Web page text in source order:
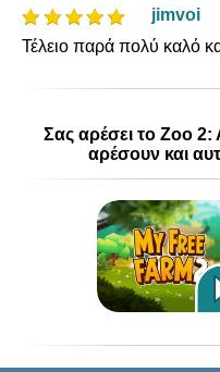
jimvoi
Τέλειο παρά πολύ καλό
Σας αρέσει το Zoo
αρέσουν και